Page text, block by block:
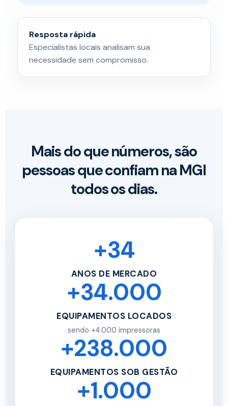
Resposta rápida
Especialistas locais analisam sua
necessidade sem compromisso.
Mais do que números, são
pessoas que confiam na MGI
todos os dias.
+34
ANOS DE MERCADO
+34.000
EQUIPAMENTOS LOCADOS
sendo +4.000 impressoras
+238.000
EQUIPAMENTOS SOB GESTÃO
+1.000